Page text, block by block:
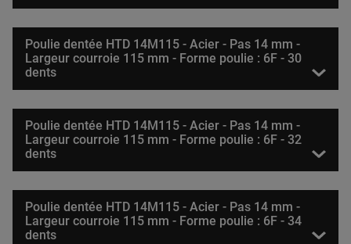
Poulie dentée HTD 14M115 - Acier - Pas 14 mm -
Largeur courroie 115 mm - Forme poulie : 6F - 30
dents
Poulie dentée HTD 14M115 - Acier - Pas 14 mm -
Largeur courroie 115 mm - Forme poulie : 6F - 32
dents
Poulie dentée HTD 14M115 - Acier - Pas 14 mm -
Largeur courroie 115 mm - Forme poulie : 6F - 34
dents